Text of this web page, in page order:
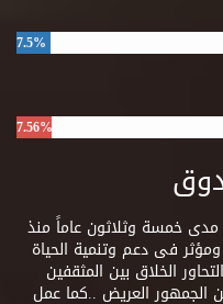
7.5%
7.56%
مدى خمسة وثلاثون عاماً منذ
فعال ومؤثر فى دعم وتنمية الحياة
الخلاق بين المثقفين
الجمهور العريض ..كما عمل